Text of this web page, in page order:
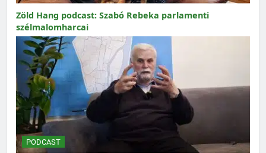
Zöld Hang podcast: Szabó Rebeka parlamenti
szélmalomharcai
PODCAST